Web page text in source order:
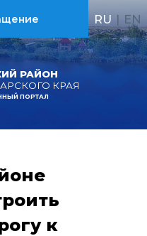
РАЙОН
КРАЯ
ПОРТАЛ
RU | EN
к